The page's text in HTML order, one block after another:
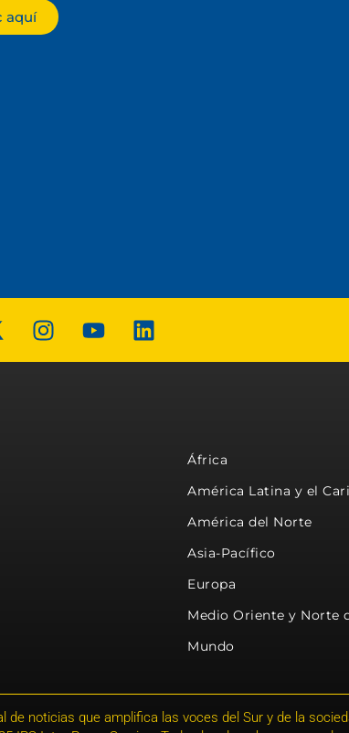
aquí
África
América Latina y el
América del Norte
Asia-Pacífico
Europa
Medio Oriente y Norte
Mundo
noticias que amplifica las voces del Sur y de la